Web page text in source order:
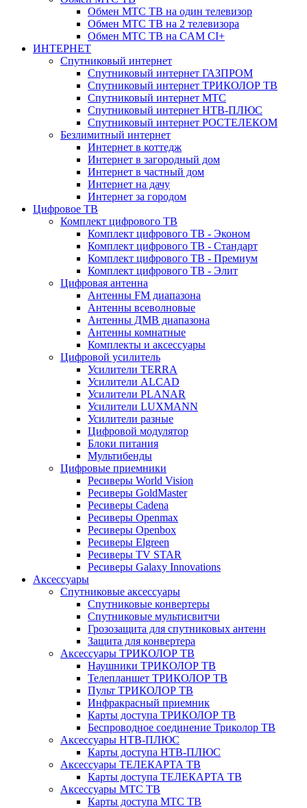
Обмен МТС ТВ на один телевизор
Обмен МТС ТВ на 2 телевизора
Обмен МТС ТВ на CAM CI+
ИНТЕРНЕТ
Спутниковый интернет
Спутниковый интернет ГАЗПРОМ
Спутниковый интернет ТРИКОЛОР ТВ
Спутниковый интернет МТС
Спутниковый интернет НТВ-ПЛЮС
Спутниковый интернет РОСТЕЛЕКОМ
Безлимитный интернет
Интернет в коттедж
Интернет в загородный дом
Интернет в частный дом
Интернет на дачу
Интернет за городом
Цифровое ТВ
Комплект цифрового ТВ
Комплект цифрового ТВ - Эконом
Комплект цифрового ТВ - Стандарт
Комплект цифрового ТВ - Премиум
Комплект цифрового ТВ - Элит
Цифровая антенна
Антенны FM диапазона
Антенны всеволновые
Антенны ДМВ диапазона
Антенны комнатные
Комплекты и аксессуары
Цифровой усилитель
Усилители TERRA
Усилители ALCAD
Усилители PLANAR
Усилители LUXMANN
Усилители разные
Цифровой модулятор
Блоки питания
Мультибенды
Цифровые приемники
Ресиверы World Vision
Ресиверы GoldMaster
Ресиверы Cadena
Ресиверы Openmax
Ресиверы Openbox
Ресиверы Elgreen
Ресиверы TV STAR
Ресиверы Galaxy Innovations
Аксессуары
Спутниковые аксессуары
Спутниковые конвертеры
Спутниковые мультисвитчи
Грозозащита для спутниковых антенн
Защита для конвертера
Аксессуары ТРИКОЛОР ТВ
Наушники ТРИКОЛОР ТВ
Телепланшет ТРИКОЛОР ТВ
Пульт ТРИКОЛОР ТВ
Инфракрасный приемник
Карты доступа ТРИКОЛОР ТВ
Беспроводное соединение Триколор ТВ
Аксессуары НТВ-ПЛЮС
Карты доступа НТВ-ПЛЮС
Аксессуары ТЕЛЕКАРТА ТВ
Карты доступа ТЕЛЕКАРТА ТВ
Аксессуары МТС ТВ
Карты доступа МТС ТВ